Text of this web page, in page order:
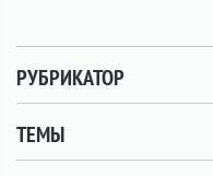
РУБРИКАТОР
ТЕМЫ